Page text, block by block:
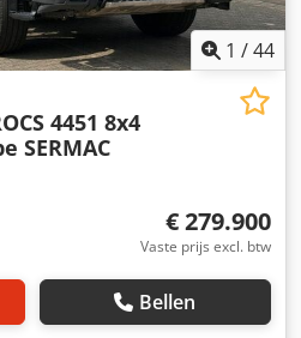
1 /44
4451 8x4
SERMAC
€ 279.900
Vaste prijs excl. btw
Bellen